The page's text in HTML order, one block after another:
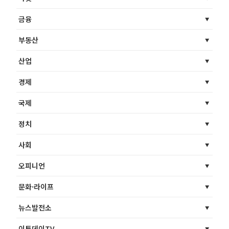
금융
부동산
산업
경제
국제
정치
사회
오피니언
문화·라이프
뉴스발전소